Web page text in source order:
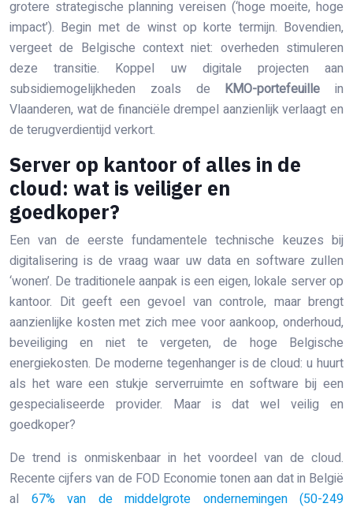
grotere strategische planning vereisen (‘hoge moeite, hoge
impact’). Begin met de winst op korte termijn. Bovendien,
vergeet de Belgische context niet: overheden stimuleren
deze transitie. Koppel uw digitale projecten aan
subsidiemogelijkheden zoals de KMO-portefeuille in
Vlaanderen, wat de financiële drempel aanzienlijk verlaagt en
de terugverdientijd verkort.
Server op kantoor of alles in de
cloud: wat is veiliger en
goedkoper?
Een van de eerste fundamentele technische keuzes bij
digitalisering is de vraag waar uw data en software zullen
‘wonen’. De traditionele aanpak is een eigen, lokale server op
kantoor. Dit geeft een gevoel van controle, maar brengt
aanzienlijke kosten met zich mee voor aankoop, onderhoud,
beveiliging en niet te vergeten, de hoge Belgische
energiekosten. De moderne tegenhanger is de cloud: u huurt
als het ware een stukje serverruimte en software bij een
gespecialiseerde provider. Maar is dat wel veilig en
goedkoper?
De trend is onmiskenbaar in het voordeel van de cloud.
Recente cijfers van de FOD Economie tonen aan dat in België
al 67% van de middelgrote ondernemingen (50-249